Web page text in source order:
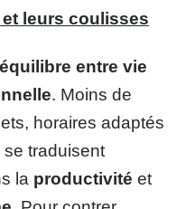
leurs coulisses
équilibre entre vie
. Moins de
horaires adaptés
traduisent
la productivité et